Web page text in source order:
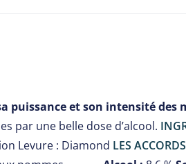
puissance et son intensité des
par une belle dose d’alcool.
Levure : Diamond LES